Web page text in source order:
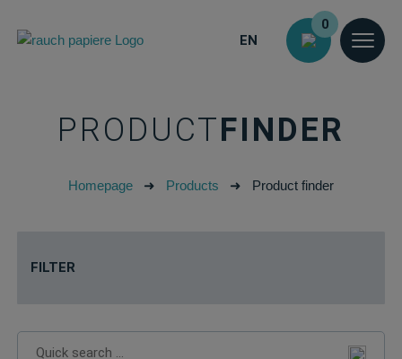
EN
0
PRODUCTFINDER
Homepage ➜ Products ➜ Product finder
FILTER